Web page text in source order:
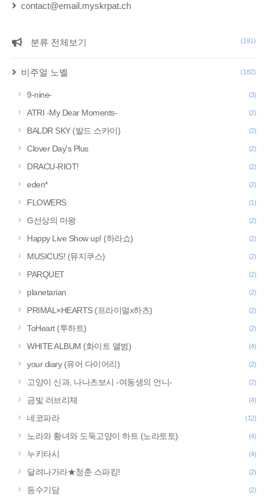
contact@email.myskrpat.ch
CATEGORY
분류 전체보기 (191)
비주얼 노벨 (182)
9-nine- (3)
ATRI -My Dear Moments- (2)
BALDR SKY (발드 스카이) (2)
Clover Day's Plus (2)
DRACU-RIOT! (2)
eden* (2)
FLOWERS (1)
G선상의 마왕 (2)
Happy Live Show up! (하라쇼) (2)
MUSICUS! (뮤지쿠스) (2)
PARQUET (2)
planetarian (2)
PRIMAL×HEARTS (프라이멀x하츠) (2)
ToHeart (투하트) (2)
WHITE ALBUM (화이트 앨범) (4)
your diary (유어 다이어리) (2)
고양이 신과, 나나츠보시 -여동생의 언니- (2)
금빛 러브리체 (4)
네코파라 (12)
노라와 황녀와 도둑고양이 하트 (노라토토) (4)
누키타시 (4)
달려나가라★청춘 스파킹! (2)
등수기담 (2)